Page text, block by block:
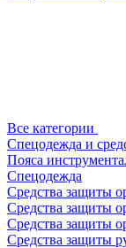
Все категории
Спецодежда и
Пояса
Спецодежда
Средства защиты
Средства защиты
Средства защиты
Средства защиты